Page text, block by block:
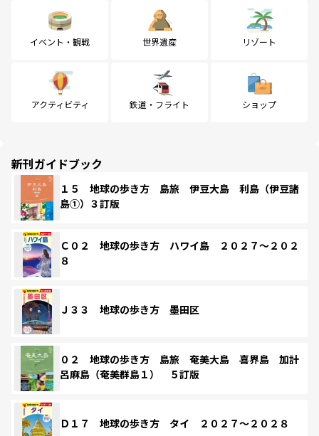
イベント・観戦 世界遺産 リゾート
アクティビティ 鉄道・フライト ショップ
新刊ガイドブック
１５ 地球の歩き方 島旅 伊豆大島 利島（伊豆諸
島①）３訂版
Ｃ０２ 地球の歩き方 ハワイ島 ２０２７～２０２
８
Ｊ３３ 地球の歩き方 墨田区
０２ 地球の歩き方 島旅 奄美大島 喜界島 加計
呂麻島（奄美群島１） ５訂版
Ｄ１７ 地球の歩き方 タイ ２０２７～２０２８